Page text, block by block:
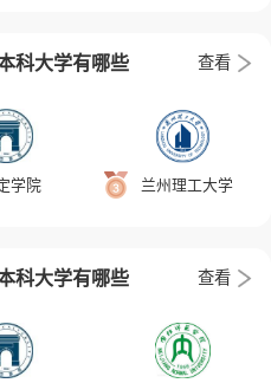
科大学有哪些 查看
学院 兰州理工大学
科大学有哪些 查看